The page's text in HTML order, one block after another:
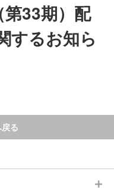
33期）配
するお知ら
る